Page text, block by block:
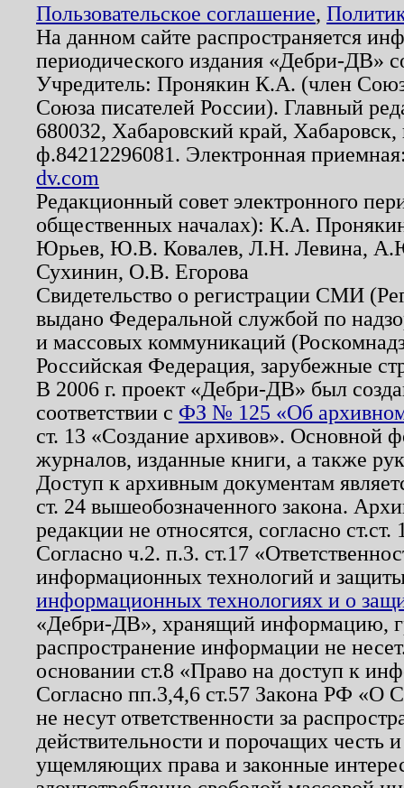
Пользовательское соглашение,
На данном сайте распространяется
периодического издания «Дебри-ДВ»
Учредитель: Пронякин К.А. (член
Союза писателей России). Главный
680032, Хабаровский край,
ф.84212296081. Электронная
dv.com
Редакционный совет электронного
общественных началах): К.А.
Юрьев, Ю.В. Ковалев, Л.Н. Левина,
Сухинин, О.В. Егорова
Свидетельство о регистрации СМИ
выдано Федеральной службой по
и массовых коммуникаций
Российская Федерация, зарубежные
В 2006 г. проект «Дебри-ДВ» был
соответствии с ФЗ № 125 «Об
ст. 13 «Создание архивов». Основной
журналов, изданные книги, а также
Доступ к архивным документам
ст. 24 вышеобозначенного закона.
редакции не относятся, согласно
Согласно ч.2. п.3. ст.17
информационных технологий и
информационных технологиях и о
«Дебри-ДВ», хранящий информацию,
распространение информации не
основании ст.8 «Право на доступ к
Согласно пп.3,4,6 ст.57 Закона РФ «О
не несут ответственности за
действительности и порочащих честь
ущемляющих права и законные